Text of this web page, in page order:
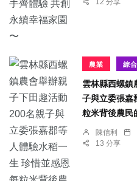
農業 綜
雲林縣西螺鎮
子與立委張嘉
粒米背後農民
陳信利
13 分享